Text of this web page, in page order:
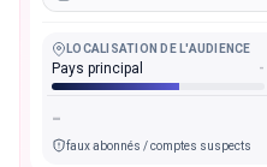
LOCALISATION DE L'AUDIENCE
Pays principal -
-
faux abonnés / comptes suspects